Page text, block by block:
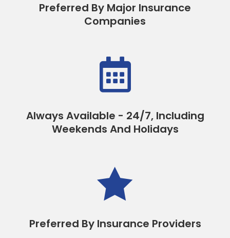
Preferred By Major Insurance
Companies

Always Available - 24/7, Including
Weekends And Holidays

Preferred By Insurance Providers